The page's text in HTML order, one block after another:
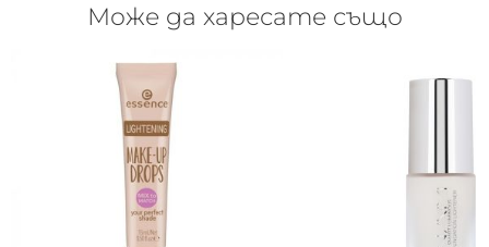
Може да харесате също